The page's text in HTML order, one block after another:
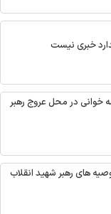
خبری نیست
در محل عروج رهبر
های رهبر شهید انقلاب